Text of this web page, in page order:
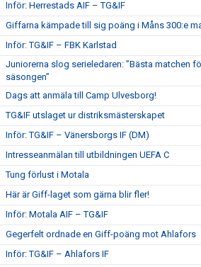
Inför: Herrestads AIF – TG&IF
Giffarna kämpade till sig poäng i Måns 300:e
Inför: TG&IF – FBK Karlstad
Juniorerna slog serieledaren: ”Bästa matchen
säsongen”
Dags att anmäla till Camp Ulvesborg!
TG&IF utslaget ur distriksmästerskapet
Inför: TG&IF – Vänersborgs IF (DM)
Intresseanmälan till utbildningen UEFA C
Tung förlust i Motala
Här är Giff-laget som gärna blir fler!
Inför: Motala AIF – TG&IF
Gegerfelt ordnade en Giff-poäng mot Ahlafors
Inför: TG&IF – Ahlafors IF